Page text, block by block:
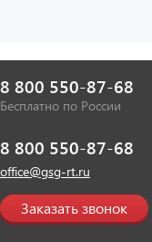
8 800 550-87-68
Бесплатно по России
8 800 550-87-68
office@gsg-rt.ru
Заказать звонок